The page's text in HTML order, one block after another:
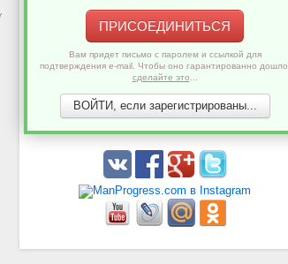
ПРИСОЕДИНИТЬСЯ
Вам придет письмо с паролем и ссылкой для
подтверждения e-mail. Чтобы оно гарантированно дошло,
сделайте это
ВОЙТИ, если зарегистрированы...